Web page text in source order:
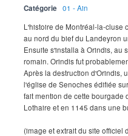
Catégorie
01 - Ain
L'histoire de Montréal-la-cluse
au nord du bief du Landeyron
Ensuite s'installa à Orindis, au
romain. Orindis fut
Après la destruction d'Orindis,
l'église de Senoches édifiée
fait mention de cette bourgade
Lothaire et en 1145 dans une
(image et extrait du site officiel